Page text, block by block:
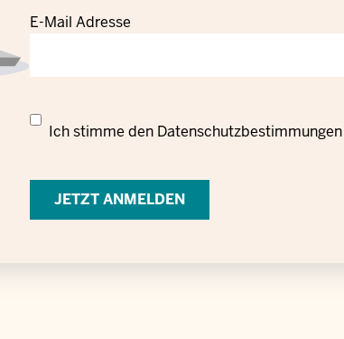
E-Mail Adresse
Datenschutzrechtliche
Verarbeitung
Ich stimme den Datenschutzbestimmungen